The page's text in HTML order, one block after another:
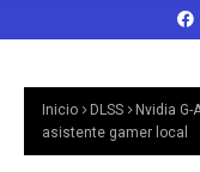
Inicio DLSS
Nvidia
asistente gamer local